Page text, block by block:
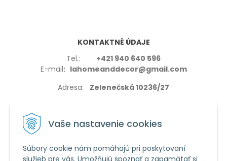
Vaše nastavenie cookies
Súbory cookie nám pomáhajú pri poskytovaní
služieb pre vás. Umožňujú spoznať a zapamätať si
KONTAKTNÉ ÚDAJE
Tel.: +421 940 640 596
E-mail: lahomeanddecor@gmail.com
Adresa: Zelenečská 10236/27